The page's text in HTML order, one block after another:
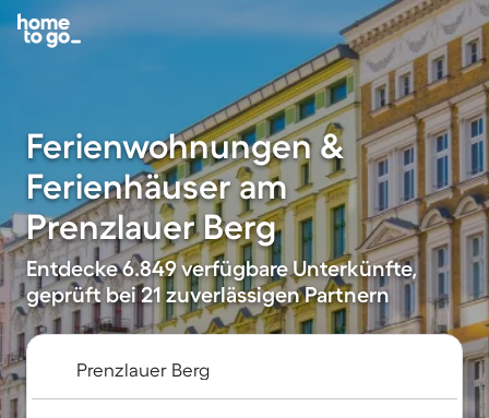
Ferienwohnungen &
Ferienhäuser am
Prenzlauer Berg
Entdecke 6.849 verfügbare Unterkünfte,
geprüft bei 21 zuverlässigen Partnern